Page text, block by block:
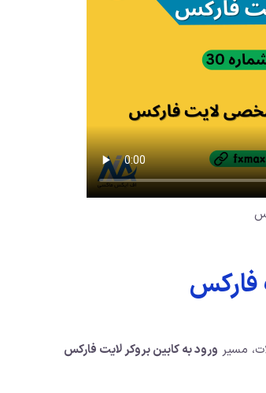
فارکس
مسیر ورود به کابین بروکر لایت فارکس